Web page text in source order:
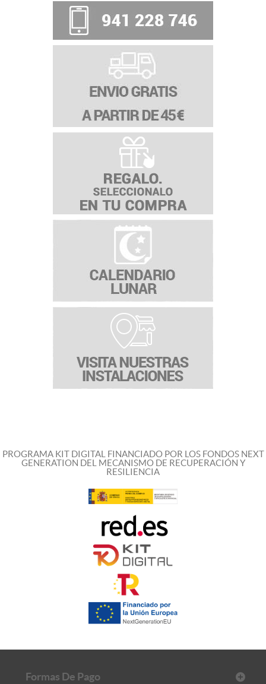
PROGRAMA KIT DIGITAL FINANCIADO POR LOS FONDOS NEXT
GENERATION DEL MECANISMO DE RECUPERACIÓN Y
RESILIENCIA
Formas De Pago